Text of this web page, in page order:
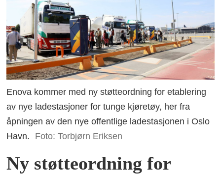
Enova kommer med ny støtteordning for etablering
av nye ladestasjoner for tunge kjøretøy, her fra
åpningen av den nye offentlige ladestasjonen i Oslo
Havn.
Foto: Torbjørn Eriksen
Ny støtteordning for